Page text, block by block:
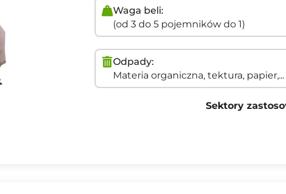
Waga beli:
(od 3 do 5 pojemników do 1)
Odpady:
Materia organiczna, tektura, papier,...
Sektory